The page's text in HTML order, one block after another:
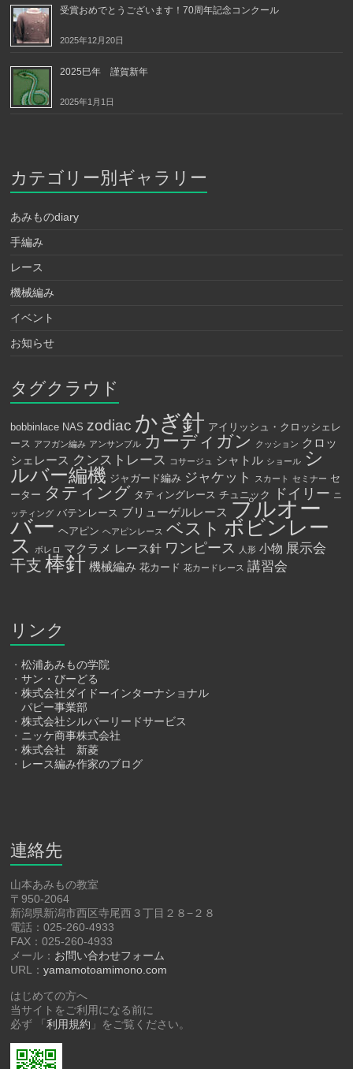
受賞おめでとうございます！70周年記念コンクール
2025年12月20日
2025巳年 謹賀新年
2025年1月1日
カテゴリー別ギャラリー
あみものdiary
手編み
レース
機械編み
イベント
お知らせ
タグクラウド
bobbinlace NAS zodiac かぎ針 アイリッシュ・クロッシェレ
ース アフガン編み アンサンブル カーディガン クッション クロッ
シェレース クンストレース コサージュ シャトル ショール シ
ルバー編機 ジャガード編み ジャケット スカート セミナー セ
ーター タティング タティングレース チュニック ドイリー ニ
ッティング バテンレース ブリューゲルレース プルオー
バー ヘアピン ヘアピンレース ベスト ボビンレー
ス ボレロ マクラメ レース針 ワンピース 人形 小物 展示会
干支 棒針 機械編み 花カード 花カードレース 講習会
リンク
・松浦あみもの学院
・サン・びーどる
・株式会社ダイドーインターナショナル
パピー事業部
・株式会社シルバーリードサービス
・ ニッケ商事株式会社
・株式会社 新菱
・ レース編み作家のブログ
連絡先
山本あみもの教室
〒950-2064
新潟県新潟市西区寺尾西３丁目２８−２８
電話：025-260-4933
FAX：025-260-4933
メール： お問い合わせフォーム
URL：yamamotoamimono.com
はじめての方へ
当サイトをご利用になる前に
必ず 「利用規約 」をご覧ください。